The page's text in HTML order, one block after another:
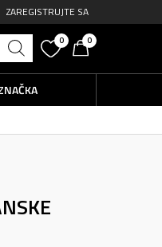
ZAREGISTRUJTE SA
0 0